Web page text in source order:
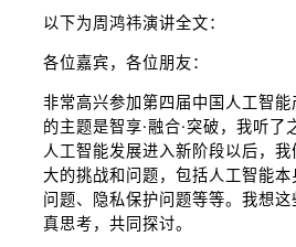
以下为周鸿祎演讲全文：
各位嘉宾，各位朋友：
非常高兴参加第四届中国人工智
的主题是智享·融合·突破，我听了
人工智能发展进入新阶段以后，
大的挑战和问题，包括人工智能
问题、隐私保护问题等等。我想
真思考，共同探讨。